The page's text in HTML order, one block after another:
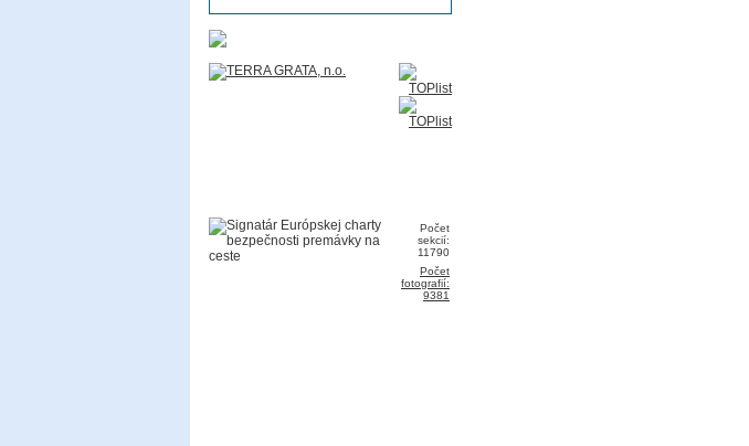
Počet
sekcií:
11790
Počet
fotografií:
9381